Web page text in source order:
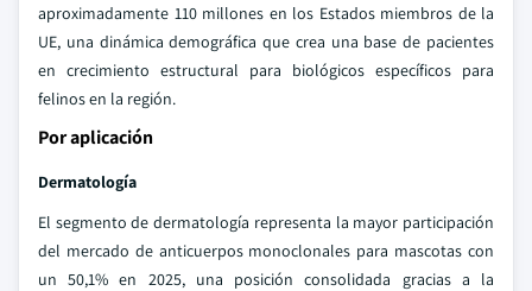
aproximadamente 110 millones en los Estados miembros de la
UE, una dinámica demográfica que crea una base de pacientes
en crecimiento estructural para biológicos específicos para
felinos en la región.
Por aplicación
Dermatología
El segmento de dermatología representa la mayor participación
del mercado de anticuerpos monoclonales para mascotas con
un 50,1% en 2025, una posición consolidada gracias a la